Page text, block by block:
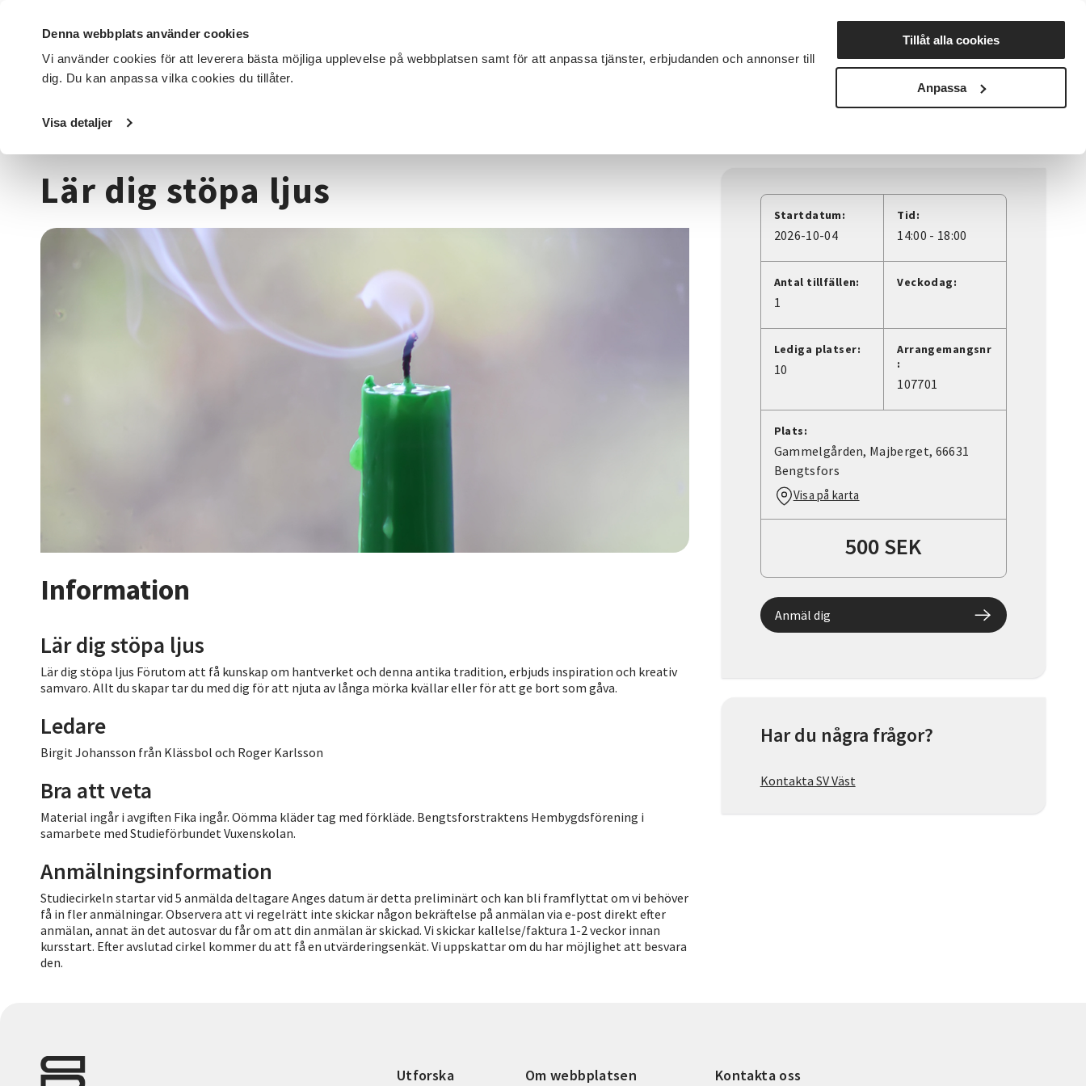
Denna webbplats använder cookies
Vi använder cookies för att leverera bästa möjliga upplevelse på webbplatsen samt för att anpassa tjänster, erbjudanden och annonser till
dig. Du kan anpassa vilka cookies du tillåter.
Visa detaljer
Tillåt alla cookies
Anpassa
DET HÄR GÖR VI FÖR DIG SOM SÖK KURSER OCH EVENEMANG Nyheter Avdelningar
Startsida / Kurser och evenemang
Lär dig stöpa ljus
Information
Lär dig stöpa ljus
Lär dig stöpa ljus Förutom att få kunskap om hantverket och denna antika tradition, erbjuds inspiration och kreativ
samvaro. Allt du skapar tar du med dig för att njuta av långa mörka kvällar eller för att ge bort som gåva.
Ledare
Birgit Johansson från Klässbol och Roger Karlsson
Bra att veta
Material ingår i avgiften Fika ingår. Oömma kläder tag med förkläde. Bengtsforstraktens Hembygdsförening i
samarbete med Studieförbundet Vuxenskolan.
Anmälningsinformation
Studiecirkeln startar vid 5 anmälda deltagare Anges datum är detta preliminärt och kan bli framflyttat om vi behöver
få in fler anmälningar. Observera att vi regelrätt inte skickar någon bekräftelse på anmälan via e-post direkt efter
anmälan, annat än det autosvar du får om att din anmälan är skickad. Vi skickar kallelse/faktura 1-2 veckor innan
kursstart. Efter avslutad cirkel kommer du att få en utvärderingsenkät. Vi uppskattar om du har möjlighet att besvara
den.
Startdatum:
2026-10-04
Tid:
14:00 - 18:00
Antal tillfällen:
1
Veckodag:
Lediga platser:
10
Arrangemangsnr
:
107701
Plats:
Gammelgården, Majberget, 66631
Bengtsfors
Visa på karta
500 SEK
Anmäl dig
Har du några frågor?
Kontakta SV Väst
Utforska Om webbplatsen Kontakta oss